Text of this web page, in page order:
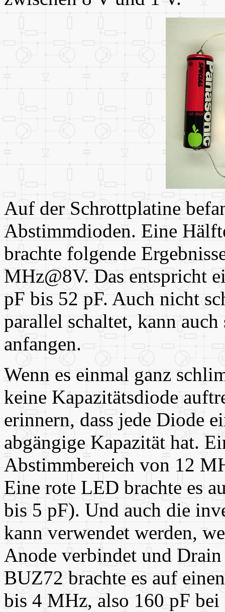
Auf der Schrottplatine
Abstimmdioden. Eine
brachte folgende
MHz@8V. Das entspricht
pF bis 52 pF. Auch nicht
parallel schaltet, kann
anfangen.
Wenn es einmal ganz
keine Kapazitätsdiode
erinnern, dass jede Diode
abgängige Kapazität hat.
Abstimmbereich von 12
Eine rote LED brachte es
bis 5 pF). Und auch die
kann verwendet werden,
Anode verbindet und
BUZ72 brachte es auf
bis 4 MHz, also 160 pF